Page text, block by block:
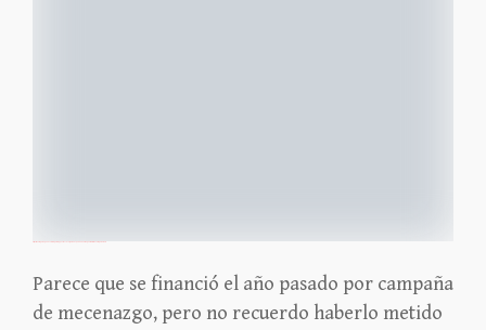
Parece que se financió el año pasado por campaña
de mecenazgo, pero no recuerdo haberlo metido